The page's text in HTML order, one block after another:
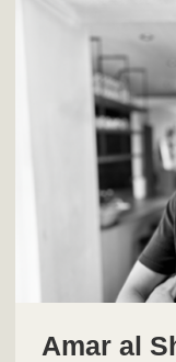
Amar al